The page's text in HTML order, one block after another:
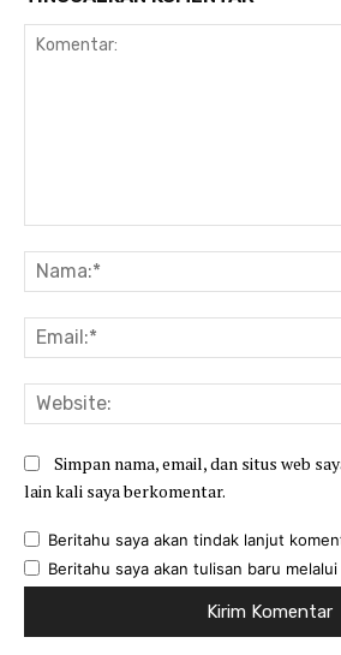
Simpan nama, email, dan situs web
lain kali saya berkomentar.
Beritahu saya akan tindak lanjut
Beritahu saya akan tulisan baru